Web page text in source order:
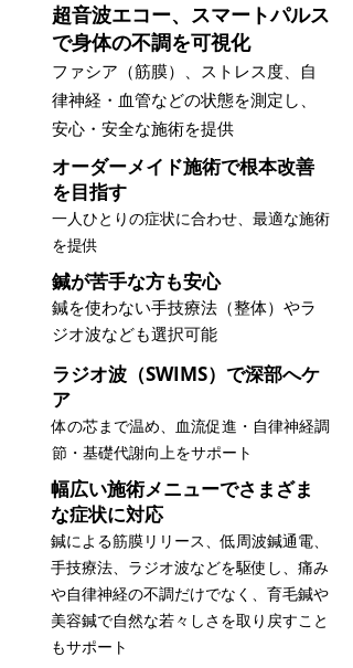
超音波エコー、スマートパルス
で身体の不調を可視化
ファシア（筋膜）、ストレス度、自
律神経・血管などの状態を測定し、
安心・安全な施術を提供
オーダーメイド施術で根本改善
を目指す
一人ひとりの症状に合わせ、最適な施術
を提供
鍼が苦手な方も安心
鍼を使わない手技療法（整体）やラ
ジオ波なども選択可能
ラジオ波（SWIMS）で深部へケ
ア
体の芯まで温め、血流促進・自律神経調
節・基礎代謝向上をサポート
幅広い施術メニューでさまざま
な症状に対応
鍼による筋膜リリース、低周波鍼通電、
手技療法、ラジオ波などを駆使し、痛み
や自律神経の不調だけでなく、育毛鍼や
美容鍼で自然な若々しさを取り戻すこと
もサポート